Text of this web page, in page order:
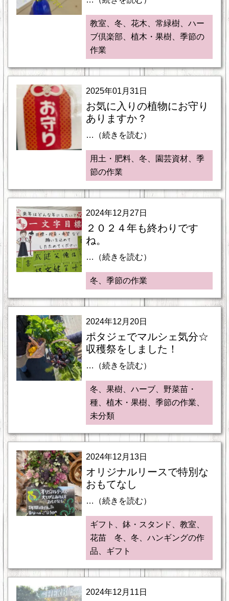
教室、冬、花木、常緑樹、ハー
ブ倶楽部、植木・果樹、季節の
作業
2025年01月31日
お気に入りの植物にお守り
ありますか？
…（続きを読む）
用土・肥料、冬、園芸資材、季
節の作業
2024年12月27日
２０２４年も終わりです
ね。
…（続きを読む）
冬、季節の作業
2024年12月20日
ポタジェでマルシェ気分☆
収穫祭をしました！
…（続きを読む）
冬、果樹、ハーブ、野菜苗・
種、植木・果樹、季節の作業、
未分類
2024年12月13日
オリジナルリースで特別な
おもてなし
…（続きを読む）
ギフト、鉢・スタンド、教室、
花苗 冬、冬、ハンギングの作
品、ギフト
2024年12月11日